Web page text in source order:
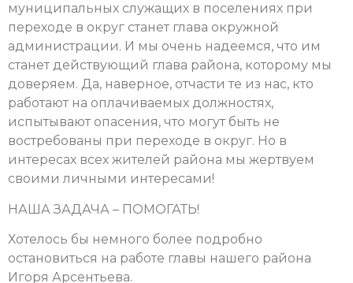
муниципальных служащих в поселениях при
переходе в округ станет глава окружной
администрации. И мы очень надеемся, что им
станет действующий глава района, которому мы
доверяем. Да, наверное, отчасти те из нас, кто
работают на оплачиваемых должностях,
испытывают опасения, что могут быть не
востребованы при переходе в округ. Но в
интересах всех жителей района мы жертвуем
своими личными интересами!
НАША ЗАДАЧА – ПОМОГАТЬ!
Хотелось бы немного более подробно
остановиться на работе главы нашего района
Игоря Арсентьева.